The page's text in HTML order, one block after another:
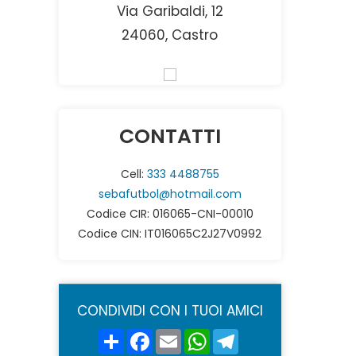
Via Garibaldi, 12
24060, Castro
CONTATTI
Cell: 333 4488755
sebafutbol@hotmail.com
Codice CIR: 016065-CNI-00010
Codice CIN: IT016065C2J27V0992
CONDIVIDI CON I TUOI AMICI
ShareFacebook
EmailWhatsApp
Telegram